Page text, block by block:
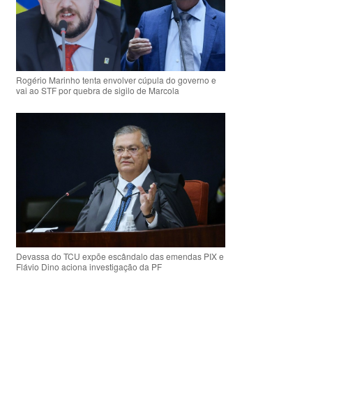
Rogério Marinho tenta envolver cúpula do governo e
vai ao STF por quebra de sigilo de Marcola
Devassa do TCU expõe escândalo das emendas PIX e
Flávio Dino aciona investigação da PF